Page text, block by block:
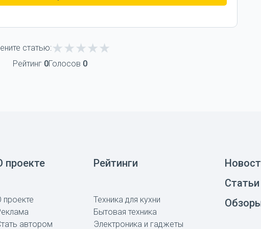
статью:
Рейтинг 0Голосов 0
проекте
проекте
автором
Рейтинги
Техника для кухни
Бытовая техника
Электроника и гаджеты
Статьи